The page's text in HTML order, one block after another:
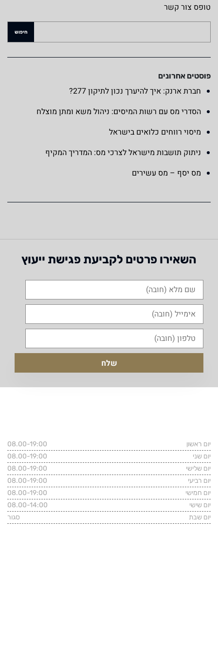
טופס צור קשר
פוסטים אחרונים
חברת ארנק: איך להיערך נכון לתיקון 277?
הסדרי מס עם רשות המיסים: ניהול משא ומתן מוצלח
מיסוי רווחים כלואים בישראל
ניתוק תושבות מישראל לצרכי מס: המדריך המקיף
מס יסף – מס עשירים
השאירו פרטים לקביעת פגישת ייעוץ
יום ראשון
08.00-19:00
יום שני
08.00-19:00
יום שלישי
08.00-19:00
יום רביעי
08.00-19:00
יום חמישי
08.00-19:00
יום שישי
08.00-14:00
יום שבת
סגור